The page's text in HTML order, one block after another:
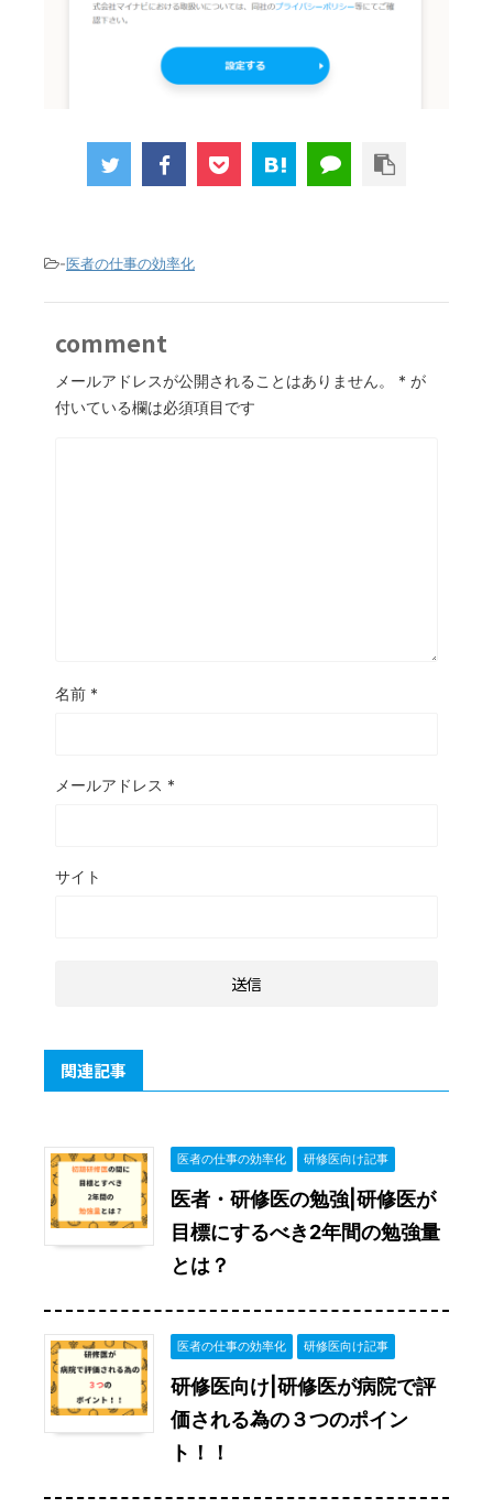
-医者の仕事の効率化
comment
メールアドレスが公開されることはありません。 * が
付いている欄は必須項目です
名前 *
メールアドレス *
サイト
関連記事
医者の仕事の効率化 研修医向け記事
医者・研修医の勉強|研修医が
目標にするべき2年間の勉強量
とは？
医者の仕事の効率化 研修医向け記事
研修医向け|研修医が病院で評
価される為の３つのポイン
ト！！